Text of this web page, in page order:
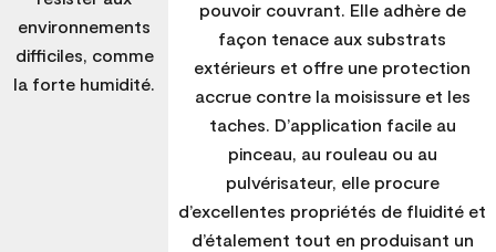
environnements
difficiles, comme
la forte humidité.
pouvoir couvrant. Elle adhère de
façon tenace aux substrats
extérieurs et offre une protection
accrue contre la moisissure et les
taches. D’application facile au
pinceau, au rouleau ou au
pulvérisateur, elle procure
d’excellentes propriétés de fluidité et
d’étalement tout en produisant un